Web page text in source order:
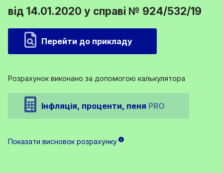
від 14.01.2020 у справі № 924/532/19
Перейти до прикладу
Розрахунок виконано за допомогою калькулятора
Інфляція, проценти, пеня PRO
Показати висновок розрахунку